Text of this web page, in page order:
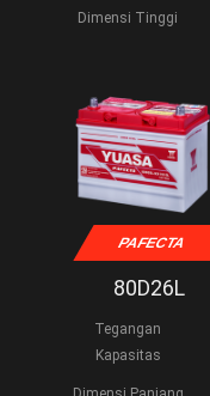
Dimensi Tinggi
PAFECTA
80D26L
Tegangan
Kapasitas